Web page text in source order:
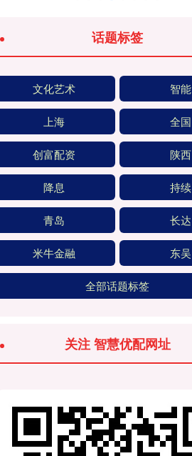
话题标签
文化艺术 智能
上海 全国
创富配资 陕西
降息 持续
青岛 长达
米牛金融 东吴
全部话题标签
关注 智慧优配网址